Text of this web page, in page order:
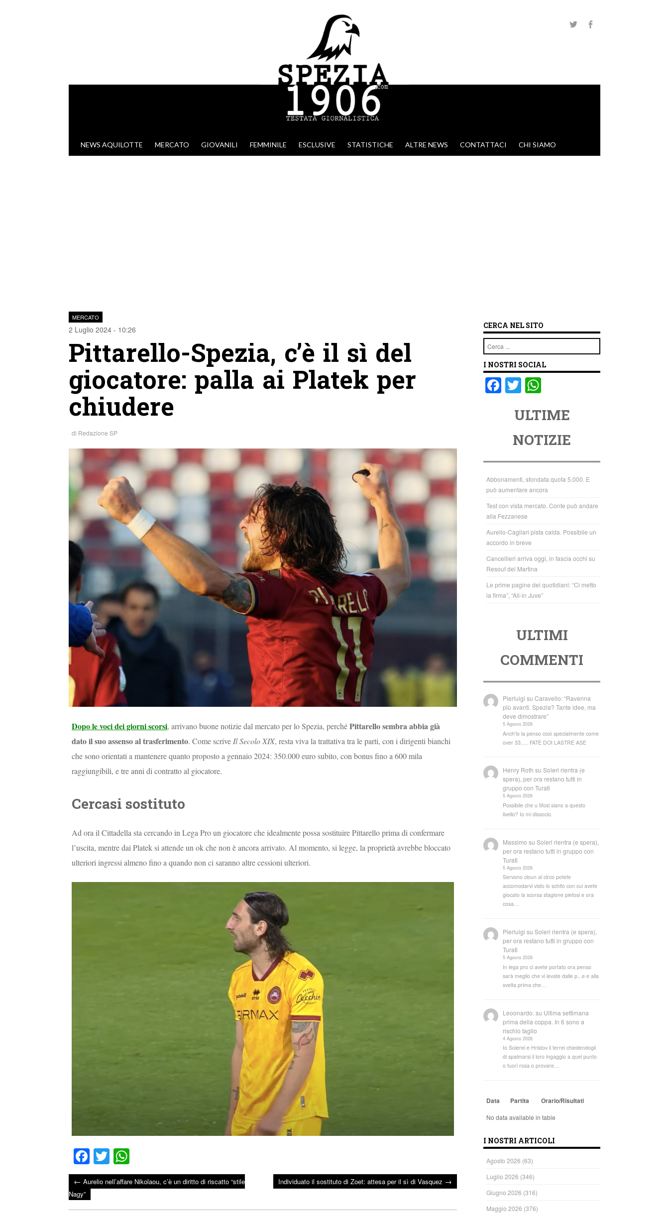
VAI AL CONTENUTO
NEWS AQUILOTTE MERCATO GIOVANILI FEMMINILE ESCLUSIVE STATISTICHE ALTRE NEWS CONTATTACI CHI SIAMO
MERCATO
2 Luglio 2024 - 10:26
Pittarello-Spezia, c’è il sì del
giocatore: palla ai Platek per
chiudere
di Redazione SP
Dopo le voci dei giorni scorsi, arrivano buone notizie dal mercato per lo Spezia, perchéPittarello sembra abbia già
dato il suo assenso al trasferimento. Come scrive Il Secolo XIX, resta viva la trattativa tra le parti, con i dirigenti bianchi
che sono orientati a mantenere quanto proposto a gennaio 2024: 350.000 euro subito, con bonus fino a 600 mila
raggiungibili, e tre anni di contratto al giocatore.
Cercasi sostituto
Ad ora il Cittadella sta cercando in Lega Pro un giocatore che idealmente possa sostituire Pittarello prima di confermare
l’uscita, mentre dai Platek si attende un ok che non è ancora arrivato. Al momento, si legge, la proprietà avrebbe bloccato
ulteriori ingressi almeno fino a quando non ci saranno altre cessioni ulteriori.
Fa
ce
bo
ok
T
wi
tte
ha
ts
Post navigation
← Aurelio nell’affare Nikolaou, c’è un diritto di riscatto “stile
Nagy”
Individuato il sostituto di Zoet: attesa per il sì di Vasquez →
CERCA NEL SITO
Cerca
I NOSTRI SOCIAL
F
o
o
k
T
tt
er
at
s
A
p
p
ULTIME
NOTIZIE
Abbonamenti, sfondata quota 5.000. E
può aumentare ancora
Test con vista mercato. Conte può andare
alla Fezzanese
Aurelio-Cagliari pista calda. Possibile un
accordo in breve
Cancellieri arriva oggi, in fascia occhi su
Resouf del Martina
Le prime pagine dei quotidiani: “Ci metto
la firma”, “All-in Juve”
ULTIMI
COMMENTI
Pierluigi suCaravello: “Ravenna
più avanti. Spezia? Tante idee, ma
deve dimostrare”
5 Agosto 2026
Anch'io la penso così specialmente come
over 33..... FATE DOI LASTRE ASE
Henry Roth suSoleri rientra (e
spera), per ora restano tutti in
gruppo con Turati
5 Agosto 2026
Possibile che u tifosi siano a questo
livello? Io mi dissocio.
Massimo suSoleri rientra (e spera),
per ora restano tutti in gruppo con
Turati
5 Agosto 2026
Servono cloun al circo potete
accomodarvi visto lo schifo con cui avete
giocato la scorsa stagione pietosi e ora
cosa…
Pierluigi suSoleri rientra (e spera),
per ora restano tutti in gruppo con
Turati
5 Agosto 2026
In lega pro ci avete portato ora penso
sarà meglio che vi levate dalle p...e e alla
svelta prima che…
Leoonardo. su Ultima settimana
prima della coppa. In 6 sono a
rischio taglio
4 Agosto 2026
Io Solerei e Hristov li terrei chiedendogli
di spalmarsi il loro ingaggio a quel punto
o fuori rosa o provare…
Data Partita Orario/Risultati
No data available in table
I NOSTRI ARTICOLI
Agosto 2026 (63)
Luglio 2026 (346)
Giugno 2026 (316)
Maggio 2026 (376)